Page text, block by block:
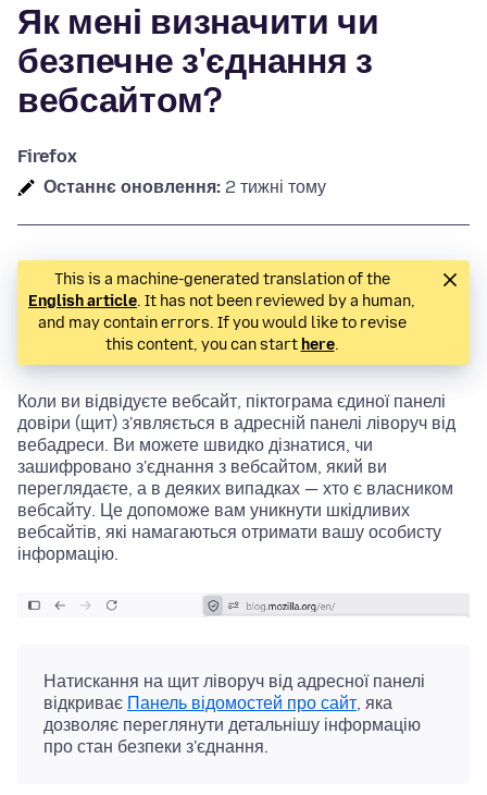
Як мені визначити чи
безпечне з'єднання з
вебсайтом?
Firefox
Останнє оновлення: 2 тижні тому
This is a machine-generated translation of the
English article. It has not been reviewed by a human,
and may contain errors. If you would like to revise
this content, you can start here.
Коли ви відвідуєте вебсайт, піктограма єдиної панелі
довіри (щит) з'являється в адресній панелі ліворуч від
вебадреси. Ви можете швидко дізнатися, чи
зашифровано з'єднання з вебсайтом, який ви
переглядаєте, а в деяких випадках — хто є власником
вебсайту. Це допоможе вам уникнути шкідливих
вебсайтів, які намагаються отримати вашу особисту
інформацію.
Натискання на щит ліворуч від адресної панелі
відкриває Панель відомостей про сайт, яка
дозволяє переглянути детальнішу інформацію
про стан безпеки з'єднання.